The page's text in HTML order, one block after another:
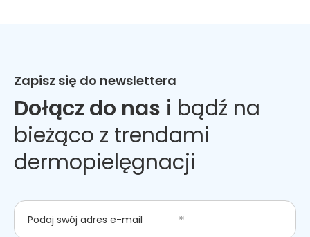
Zapisz się do newslettera
Dołącz do nas i bądź na
bieżąco z trendami
dermopielęgnacji
Podaj swój adres e-mail